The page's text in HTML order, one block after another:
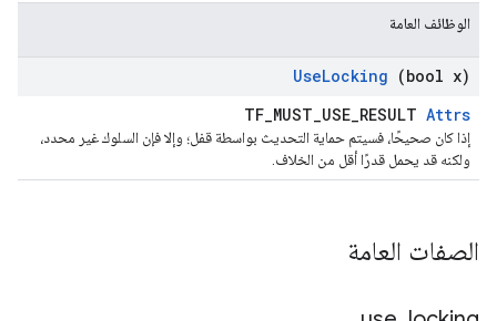
الوظائف العامة
UseLocking (bool x)
TF_MUST_USE_RESULT Attrs
إذا كان صحيحًا، فسيتم حماية التحديث بواسطة قفل؛ وإلا فإن السلوك غير محدد،
ولكنه قد يحمل قدرًا أقل من الخلاف.
الصفات العامة